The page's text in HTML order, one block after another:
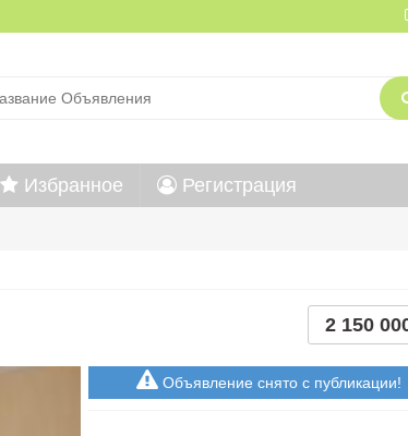
Избранное Регистрация
2 150
Объявление снято с публикации!